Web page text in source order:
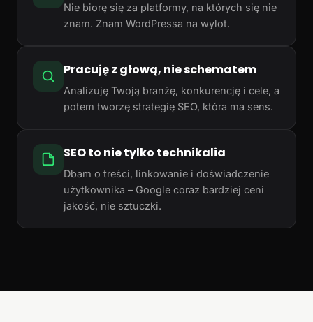
Nie biorę się za platformy, na których się nie
znam. Znam WordPressa na wylot.
Pracuję z głową, nie schematem
Analizuję Twoją branżę, konkurencję i cele, a
potem tworzę strategię SEO, która ma sens.
SEO to nie tylko technikalia
Dbam o treści, linkowanie i doświadczenie
użytkownika – Google coraz bardziej ceni
jakość, nie sztuczki.